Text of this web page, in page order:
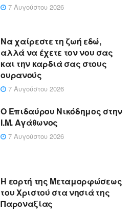
7 Αυγούστου 2026
Να χαίρεστε τη ζωή εδώ,
αλλά να έχετε τον νου σας
και την καρδιά σας στους
ουρανούς
7 Αυγούστου 2026
Ο Επιδαύρου Νικόδημος στην
Ι.Μ. Αγάθωνος
7 Αυγούστου 2026
Η εορτή της Μεταμορφώσεως
του Χριστού στα νησιά της
Παροναξίας